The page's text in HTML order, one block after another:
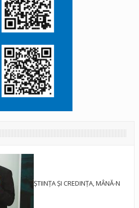
ȘTIINȚA ȘI CREDINȚA, MÂNĂ-N